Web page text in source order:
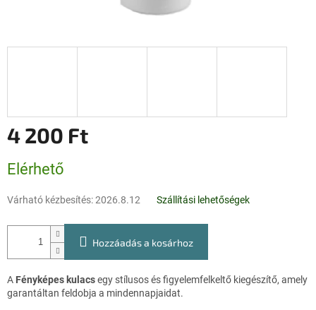
4 200 Ft
Elérhető
Várható kézbesítés:2026.8.12 Szállítási lehetőségek
Hozzáadás a kosárhoz
A Fényképes kulacsegy stílusos és figyelemfelkeltő kiegészítő, amely
garantáltan feldobja a mindennapjaidat.